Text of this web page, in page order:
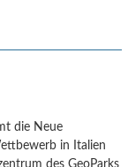
die Neue
in Italien
des GeoParks